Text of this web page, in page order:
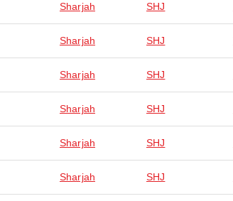
Sharjah SHJ
Sharjah SHJ
Sharjah SHJ
Sharjah SHJ
Sharjah SHJ
Sharjah SHJ